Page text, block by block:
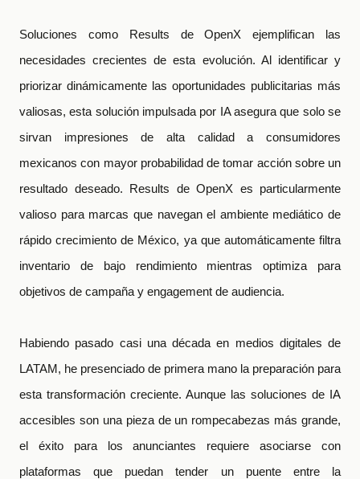
Soluciones como Results de OpenX ejemplifican las
necesidades crecientes de esta evolución. Al identificar y
priorizar dinámicamente las oportunidades publicitarias más
valiosas, esta solución impulsada por IA asegura que solo se
sirvan impresiones de alta calidad a consumidores
mexicanos con mayor probabilidad de tomar acción sobre un
resultado deseado. Results de OpenX es particularmente
valioso para marcas que navegan el ambiente mediático de
rápido crecimiento de México, ya que automáticamente filtra
inventario de bajo rendimiento mientras optimiza para
objetivos de campaña y engagement de audiencia.
Habiendo pasado casi una década en medios digitales de
LATAM, he presenciado de primera mano la preparación para
esta transformación creciente. Aunque las soluciones de IA
accesibles son una pieza de un rompecabezas más grande,
el éxito para los anunciantes requiere asociarse con
plataformas que puedan tender un puente entre la